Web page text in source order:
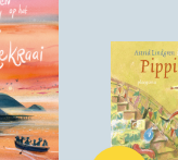
Hardcover